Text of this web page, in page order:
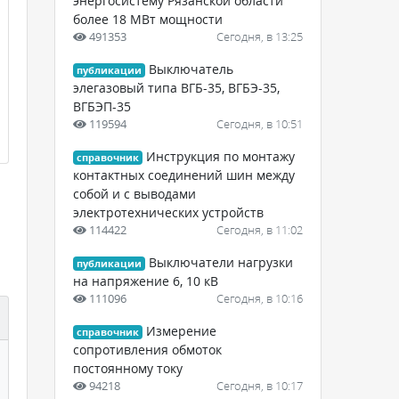
более 18 МВт мощности
491353 Сегодня, в 13:25
публикации
Выключатель
элегазовый типа ВГБ-35, ВГБЭ-35,
ВГБЭП-35
119594 Сегодня, в 10:51
справочник
Инструкция по монтажу
контактных соединений шин между
собой и с выводами
электротехнических устройств
114422 Сегодня, в 11:02
публикации
Выключатели нагрузки
на напряжение 6, 10 кВ
111096 Сегодня, в 10:16
справочник
Измерение
сопротивления обмоток
постоянному току
94218 Сегодня, в 10:17